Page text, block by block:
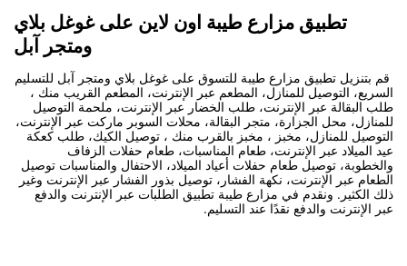
تطبيق مزارع طيبة اون لاين على غوغل بلاي
ومتجر آبل
قم بتنزيل تطبيق مزارع طيبة للتسوق على غوغل بلاي ومتجر آبل للتسليم
السريع، التوصيل للمنازل، المطعم عبر الإنترنت، المطعم القريب منك ،
طلب البقالة عبر الإنترنت، طلب الخضار عبر الإنترنت، ملحمة التوصيل
للمنازل، محل الجزارة، متجر البقالة، محلات السوبر ماركت عبر الإنترنت،
التوصيل للمنازل، مخبز ، مخبز بالقرب منك ، توصيل الكيك، طلب كعكة
عيد الميلاد عبر الإنترنت، طعام المناسبات، طعام حفلات الزفاف
والخطوبة، توصيل طعام حفلات أعياد الميلاد، الاحتفال والمناسبات توصيل
الطعام عبر الإنترنت، نكهة الفشار، توصيل بذور الفشار عبر الإنترنت وغير
ذلك الكثير. ونقدم في مزارع طيبة تطبيق الطلبات عبر الإنترنت والدفع
عبر الإنترنت والدفع نقدًا عند التسليم.